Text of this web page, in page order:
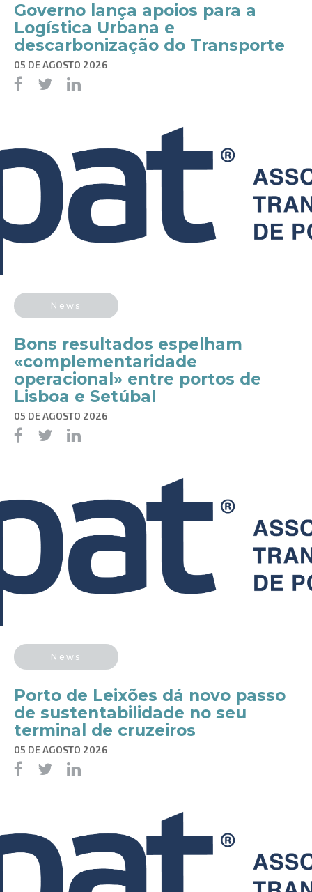
Governo lança apoios para a
Logística Urbana e
descarbonização do Transporte
05 DE AGOSTO 2026
News
Bons resultados espelham
«complementaridade
operacional» entre portos de
Lisboa e Setúbal
05 DE AGOSTO 2026
News
Porto de Leixões dá novo passo
de sustentabilidade no seu
terminal de cruzeiros
05 DE AGOSTO 2026